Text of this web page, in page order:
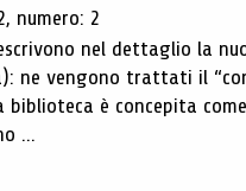
numero: 2
nel dettaglio la
ne vengono trattati il
è concepita
...